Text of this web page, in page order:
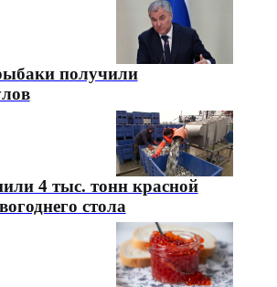
получили
4 тыс. тонн красной
стола